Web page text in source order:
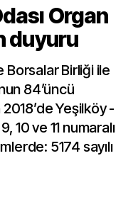
Organ
duyuru
Borsalar Birliği ile
84’üncü
Yeşilköy -
10 ve 11 numaralı
5174 sayılı